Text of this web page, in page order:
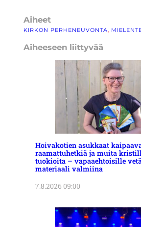
Aiheet
KIRKON PERHENEUVONTA,
Aiheeseen liittyvää
Hoivakotien asukkaat
raamattuhetkiä ja muita
tuokioita – vapaaehtoisille
materiaali valmiina
7.8.2026 09:00